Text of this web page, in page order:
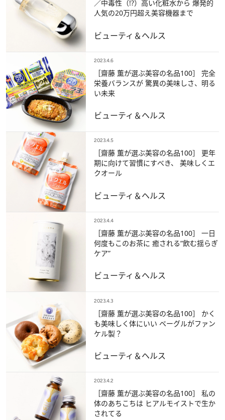
／中毒性（!?）高い化粧水から 爆発的
人気の20万円超え美容機器まで
ビューティ＆ヘルス
2023.4.6
［齋藤 薫が選ぶ美容の名品100］ 完全
栄養バランスが 驚異の美味しさ、明る
い未来
ビューティ＆ヘルス
2023.4.5
［齋藤 薫が選ぶ美容の名品100］ 更年
期に向けて習慣にすべき、 美味しくエ
クオール
ビューティ＆ヘルス
2023.4.4
［齋藤 薫が選ぶ美容の名品100］ 一日
何度もこのお茶に 癒される“飲む揺らぎ
ケア”
ビューティ＆ヘルス
2023.4.3
［齋藤 薫が選ぶ美容の名品100］ かく
も美味しく体にいい ベーグルがファン
ケル製？
ビューティ＆ヘルス
2023.4.2
［齋藤 薫が選ぶ美容の名品100］ 私の
体のあちこちは ヒアルモイストで生か
されてる